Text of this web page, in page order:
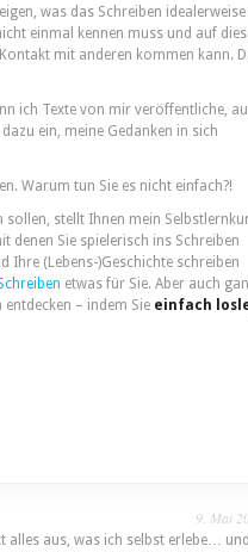
was das Schreiben idealerweise
einmal kennen muss und auf
mit anderen kommen kann.
ich Texte von mir veröffentliche,
ein, meine Gedanken in sich
Warum tun Sie es nicht einfach?!
sollen, stellt Ihnen mein
denen Sie spielerisch ins Schreiben
Ihre (Lebens-)Geschichte schreiben
etwas für Sie. Aber auch
– indem Sie einfach
9. Mai
alles aus, was ich selbst erlebe… und